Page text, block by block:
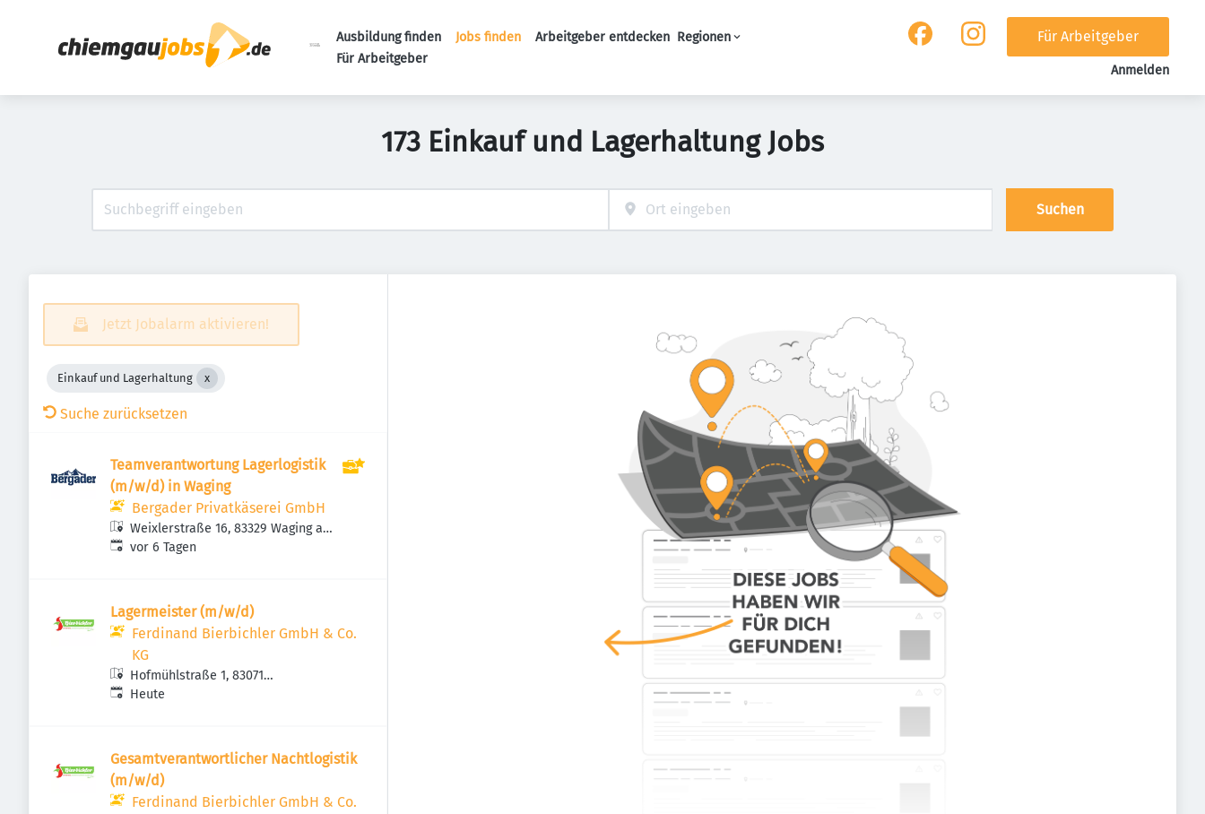
Ausbildung finden Jobs finden Arbeitgeber entdecken Regionen
Für Arbeitgeber
Für Arbeitgeber
Anmelden
173 Einkauf und Lagerhaltung Jobs
Suchen
Jetzt Jobalarm aktivieren!
Einkauf und Lagerhaltung
Suche zurücksetzen
Teamverantwortung Lagerlogistik
(m/w/d) in Waging
Bergader Privatkäserei GmbH
Weixlerstraße 16, 83329 Waging am
See, Deutschland
Veröffentlicht:
vor 6 Tagen
Lagermeister (m/w/d)
Ferdinand Bierbichler GmbH & Co.
KG
Hofmühlstraße 1, 83071
Stephanskirchen, Deutschland
Veröffentlicht
Heute
Gesamtverantwortlicher Nachtlogistik
(m/w/d)
Ferdinand Bierbichler GmbH & Co.